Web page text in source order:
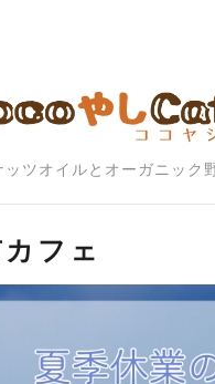
ッツオイルとオーガニック
フェ